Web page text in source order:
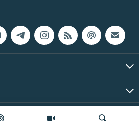
RFE/RL, Inc. | Все права защищены.